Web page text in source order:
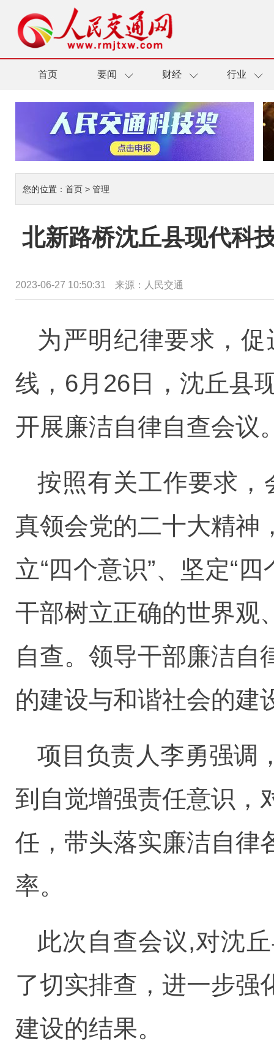
首页 要闻 财经 行业
您的位置： 首页 > 管理
北新路桥沈丘县现代科
2023-06-27 10:50:31 来源： 人民交通
为严明纪律要求，
线，6月26日，沈丘县
开展廉洁自律自查会议
按照有关工作要求
真领会党的二十大精神
立“四个意识”、坚定“
干部树立正确的世界观
自查。领导干部廉洁自
的建设与和谐社会的建
项目负责人李勇强调
到自觉增强责任意识，
任，带头落实廉洁自律
率。
此次自查会议,对沈
了切实排查，进一步强
建设的结果。